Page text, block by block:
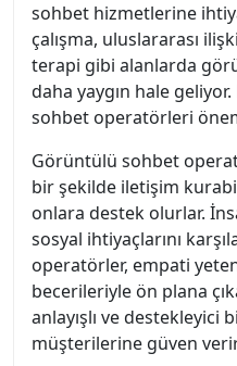
sohbet hizmetlerine
çalışma, uluslararası
terapi gibi alanlarda
daha yaygın hale
sohbet operatörleri
Görüntülü sohbet
bir şekilde iletişim
onlara destek olurlar.
sosyal ihtiyaçlarını
operatörler, empati
becerileriyle ön plana
anlayışlı ve
müşterilerine güven